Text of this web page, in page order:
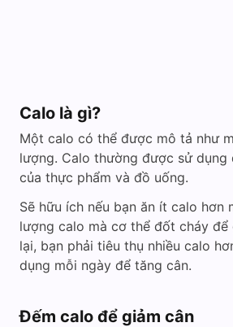
Calo là gì?
Một calo có thể được mô tả như
lượng. Calo thường được sử dụng
của thực phẩm và đồ uống.
Sẽ hữu ích nếu bạn ăn ít calo hơn
lượng calo mà cơ thể đốt cháy để
lại, bạn phải tiêu thụ nhiều calo
dụng mỗi ngày để tăng cân.
Đếm calo để giảm cân